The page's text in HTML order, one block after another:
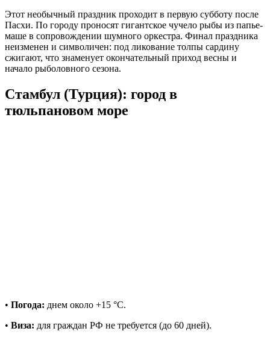
Этот необычный праздник проходит в первую субботу после
Пасхи. По городу проносят гигантское чучело рыбы из папье-
маше в сопровождении шумного оркестра. Финал праздника
неизменен и символичен: под ликование толпы сардину
сжигают, что знаменует окончательный приход весны и
начало рыболовного сезона.
Стамбул (Турция): город в
тюльпановом море
• Погода: днем около +15 °C.
• Виза: для граждан РФ не требуется (до 60 дней).